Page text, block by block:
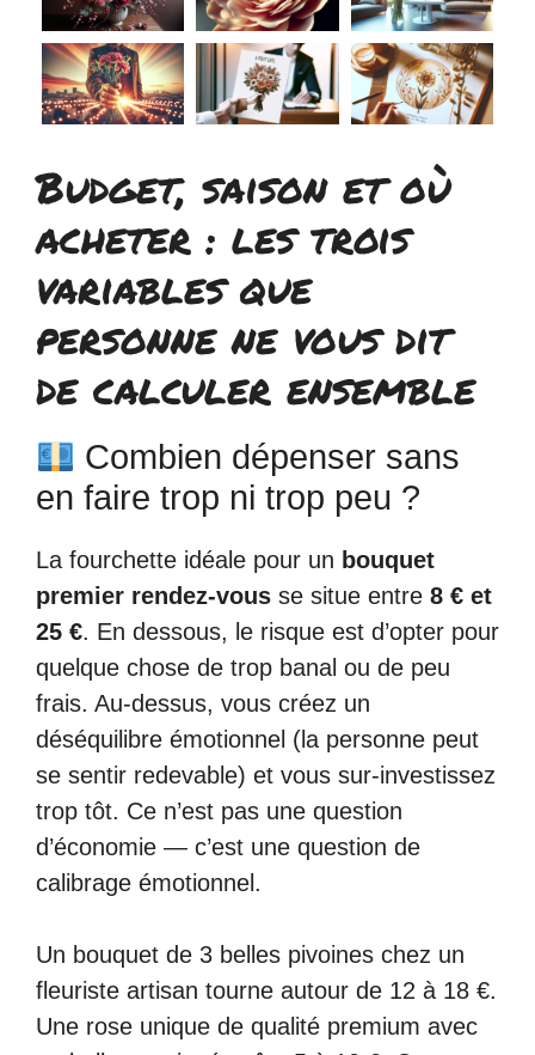
Budget, saison et où
acheter : les trois
variables que
personne ne vous dit
de calculer ensemble
Combien dépenser sans
en faire trop ni trop peu ?
La fourchette idéale pour un bouquet
premier rendez-vous se situe entre 8 € et
25 €. En dessous, le risque est d’opter pour
quelque chose de trop banal ou de peu
frais. Au-dessus, vous créez un
déséquilibre émotionnel (la personne peut
se sentir redevable) et vous sur-investissez
trop tôt. Ce n’est pas une question
d’économie — c’est une question de
calibrage émotionnel.
Un bouquet de 3 belles pivoines chez un
fleuriste artisan tourne autour de 12 à 18 €.
Une rose unique de qualité premium avec